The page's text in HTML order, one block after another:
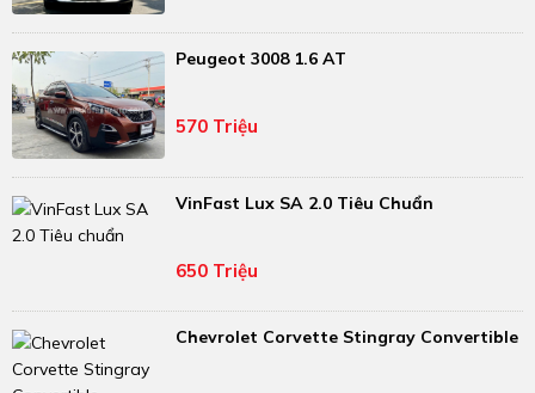
Peugeot 3008 1.6 AT
570 Triệu
VinFast Lux SA 2.0 Tiêu Chuẩn
650 Triệu
Chevrolet Corvette Stingray Convertible